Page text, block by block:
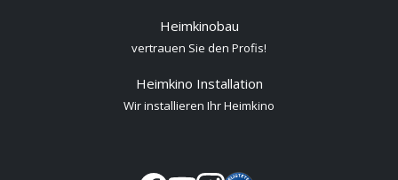
Heimkinobau
vertrauen Sie den Profis!
Heimkino Installation
Wir installieren Ihr Heimkino